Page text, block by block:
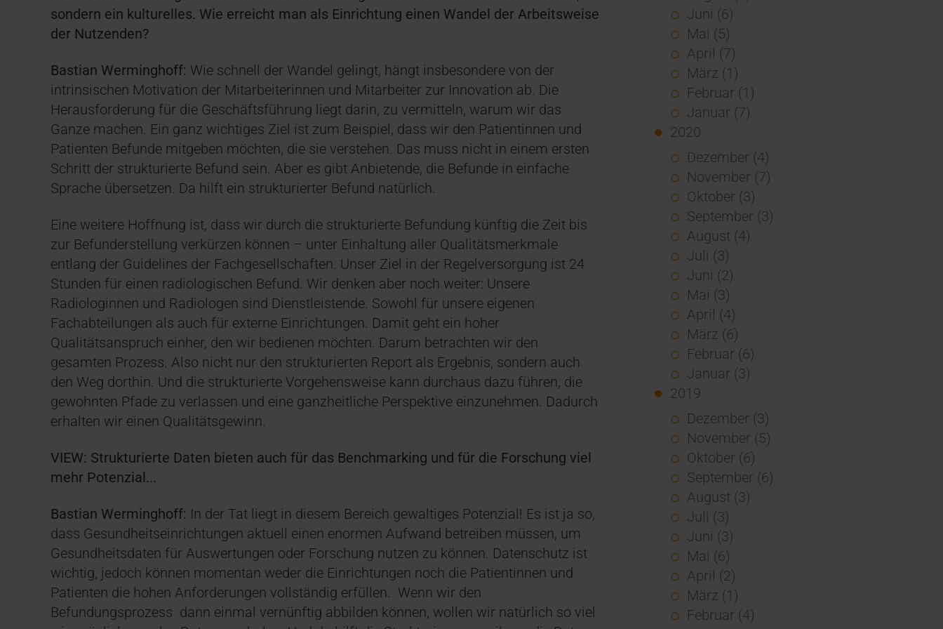
sondern ein kulturelles. Wie erreicht man als Einrichtung einen Wandel der Arbeitsweise
der Nutzenden?
Bastian Werminghoff: Wie schnell der Wandel gelingt, hängt insbesondere von der
intrinsischen Motivation der Mitarbeiterinnen und Mitarbeiter zur Innovation ab. Die
Herausforderung für die Geschäftsführung liegt darin, zu vermitteln, warum wir das
Ganze machen. Ein ganz wichtiges Ziel ist zum Beispiel, dass wir den Patientinnen und
Patienten Befunde mitgeben möchten, die sie verstehen. Das muss nicht in einem ersten
Schritt der strukturierte Befund sein. Aber es gibt Anbietende, die Befunde in einfache
Sprache übersetzen. Da hilft ein strukturierter Befund natürlich.
Eine weitere Hoffnung ist, dass wir durch die strukturierte Befundung künftig die Zeit bis
zur Befunderstellung verkürzen können – unter Einhaltung aller Qualitätsmerkmale
entlang der Guidelines der Fachgesellschaften. Unser Ziel in der Regelversorgung ist 24
Stunden für einen radiologischen Befund. Wir denken aber noch weiter: Unsere
Radiologinnen und Radiologen sind Dienstleistende. Sowohl für unsere eigenen
Fachabteilungen als auch für externe Einrichtungen. Damit geht ein hoher
Qualitätsanspruch einher, den wir bedienen möchten. Darum betrachten wir den
gesamten Prozess. Also nicht nur den strukturierten Report als Ergebnis, sondern auch
den Weg dorthin. Und die strukturierte Vorgehensweise kann durchaus dazu führen, die
gewohnten Pfade zu verlassen und eine ganzheitliche Perspektive einzunehmen. Dadurch
erhalten wir einen Qualitätsgewinn.
VIEW: Strukturierte Daten bieten auch für das Benchmarking und für die Forschung viel
mehr Potenzial...
Bastian Werminghoff: In der Tat liegt in diesem Bereich gewaltiges Potenzial! Es ist ja so,
dass Gesundheitseinrichtungen aktuell einen enormen Aufwand betreiben müssen, um
Gesundheitsdaten für Auswertungen oder Forschung nutzen zu können. Datenschutz ist
wichtig, jedoch können momentan weder die Einrichtungen noch die Patientinnen und
Patienten die hohen Anforderungen vollständig erfüllen. Wenn wir den
Befundungsprozess dann einmal vernünftig abbilden können, wollen wir natürlich so viel
Juni (6)
Mai (5)
April (7)
März (1)
Februar (1)
Januar (7)
2020
Dezember (4)
November (7)
Oktober (3)
September (3)
August (4)
Juli (3)
Juni (2)
Mai (3)
April (4)
März (6)
Februar (6)
Januar (3)
2019
Dezember (3)
November (5)
Oktober (6)
September (6)
August (3)
Juli (3)
Juni (3)
Mai (6)
April (2)
März (1)
Februar (4)